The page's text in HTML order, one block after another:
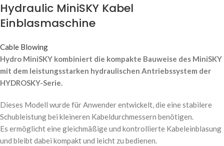
Hydraulic MiniSKY Kabel
Einblasmaschine
Cable Blowing
Hydro MiniSKY kombiniert die kompakte Bauweise des MiniSKY
mit dem leistungsstarken hydraulischen Antriebssystem der
HYDROSKY-Serie.
Dieses Modell wurde für Anwender entwickelt, die eine stabilere
Schubleistung bei kleineren Kabeldurchmessern benötigen.
Es ermöglicht eine gleichmäßige und kontrollierte Kabeleinblasung
und bleibt dabei kompakt und leicht zu bedienen.